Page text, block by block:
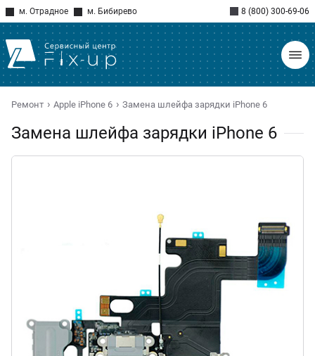
м. Отрадное м. Бибирево 8 (800) 300-69-06
Ремонт Apple iPhone 6 Замена шлейфа зарядки iPhone 6
Замена шлейфа зарядки iPhone 6